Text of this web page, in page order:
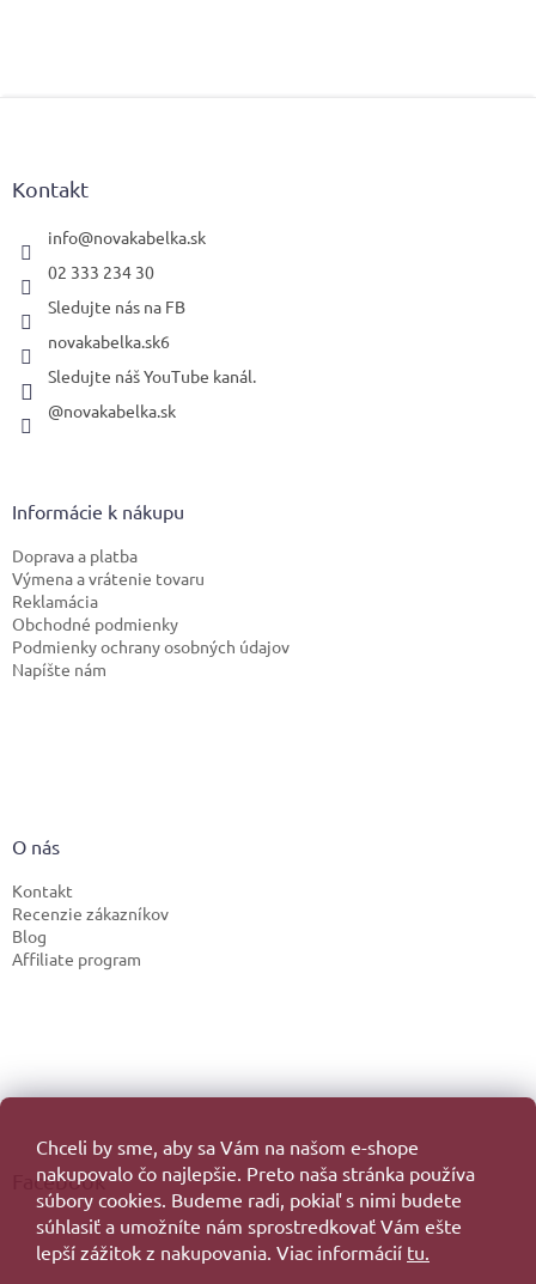
Chceli by sme, aby sa Vám na našom e-shope
nakupovalo čo najlepšie. Preto naša stránka používa
súbory cookies. Budeme radi, pokiaľ s nimi budete
súhlasiť a umožníte nám sprostredkovať Vám ešte
lepší zážitok z nakupovania. Viac informácií tu.
Kontakt
info@novakabelka.sk
02 333 234 30
Sledujte nás na FB
novakabelka.sk6
Sledujte náš YouTube kanál.
@novakabelka.sk
Informácie k nákupu
Doprava a platba
Výmena a vrátenie tovaru
Reklamácia
Obchodné podmienky
Podmienky ochrany osobných údajov
Napíšte nám
O nás
Kontakt
Recenzie zákazníkov
Blog
Affiliate program
Facebook